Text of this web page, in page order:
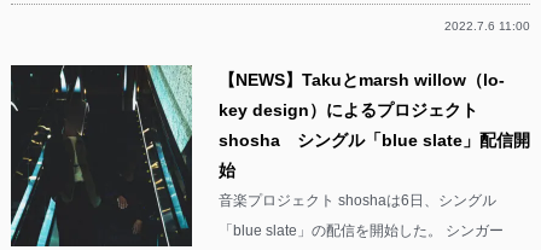
2022.7.6 11:00
【NEWS】Takuとmarsh willow（lo-
key design）によるプロジェクト
shosha シングル「blue slate」配信開
始
音楽プロジェクト shoshaは6日、シングル
「blue slate」の配信を開始した。 シンガー